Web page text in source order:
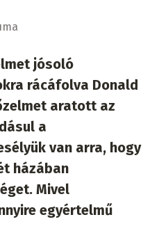
jósoló
rácáfolva Donald
aratott az
a
van arra, hogy
házában
Mivel
egyértelmű